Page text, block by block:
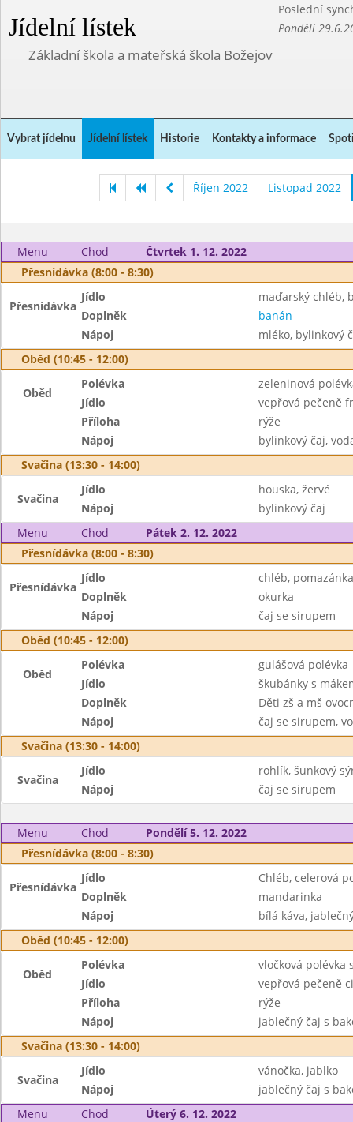
Jídelní lístek
Poslední
Pondělí
Základní škola a mateřská škola Božejov
Vybrat jídelnu Jídelní lístek Historie Kontakty a informace
Říjen 2022 Listopad 2022
Menu Chod
Čtvrtek 1. 12. 2022
Přesnídávka (8:00 - 8:30)
Přesnídávka
Jídlo
maďarský chléb,
Doplněk
banán
Nápoj
mléko, bylinkový
Oběd (10:45 - 12:00)
Oběd
Polévka
zeleninová
Jídlo
vepřová pečeně
Příloha
rýže
Nápoj
bylinkový čaj,
Svačina (13:30 - 14:00)
Svačina
Jídlo
houska, žervé
Nápoj
bylinkový čaj
Menu
Chod
Pátek 2. 12. 2022
Přesnídávka (8:00 - 8:30)
Přesnídávka
Jídlo
chléb,
Doplněk
okurka
Nápoj
čaj se sirupem
Oběd (10:45 - 12:00)
Oběd
Polévka
gulášová polévka
Jídlo
škubánky s
Doplněk
Děti zš a mš
Nápoj
čaj se sirupem,
Svačina (13:30 - 14:00)
Svačina
Jídlo
rohlík, šunkový
Nápoj
čaj se sirupem
Menu Chod
Pondělí 5. 12. 2022
Přesnídávka (8:00 - 8:30)
Přesnídávka
Jídlo
Chléb, celerová
Doplněk
mandarinka
Nápoj
bílá káva,
Oběd (10:45 - 12:00)
Oběd
Polévka
vločková polévka
Jídlo
vepřová pečeně
Příloha
rýže
Nápoj
jablečný čaj s
Svačina (13:30 - 14:00)
Svačina
Jídlo
vánočka, jablko
Nápoj
jablečný čaj s
Menu
Chod
Úterý 6. 12. 2022